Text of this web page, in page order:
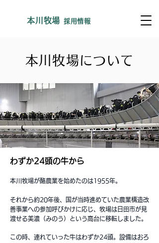
​本川牧場 採用情報
本川牧場について
わずか24頭の牛から
本川牧場が酪農業を始めたのは1955年。
それから約20年後、国が当時進めていた農業構造改
善事業への参加呼びかけに応じ、牧場は日田市が見
渡せる美濃（みのう）という高台に移転しました。
この時、連れていった牛はわずか24頭。設備はおろ